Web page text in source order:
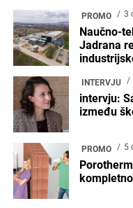
PROMO 3
Naučno-
Jadrana
INTERVJU
intervju:
između
PROMO 5